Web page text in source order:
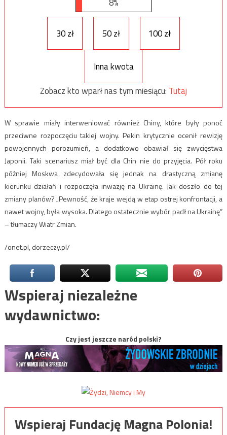
8%
30 zł 50 zł 100 zł
Inna kwota
Zobacz kto wparł nas tym miesiącu: Tutaj
W sprawie miały interweniować również Chiny, które były ponoć
przeciwne rozpoczęciu takiej wojny. Pekin krytycznie ocenił rewizję
powojennych porozumień, a dodatkowo obawiał się zwycięstwa
Japonii. Taki scenariusz miał być dla Chin nie do przyjęcia. Pół roku
później Moskwa zdecydowała się jednak na drastyczną zmianę
kierunku działań i rozpoczęła inwazję na Ukrainę. Jak doszło do tej
zmiany planów? „Pewność, że kraje wejdą w etap ostrej konfrontacji, a
nawet wojny, była wysoka. Dlatego ostatecznie wybór padł na Ukrainę”
– tłumaczy Wiatr Zmian.
/onet.pl, dorzeczy.pl/
Wspieraj niezależne
wydawnictwo:
Czy jest jeszcze naród polski?
Wspieraj Fundację Magna Polonia!